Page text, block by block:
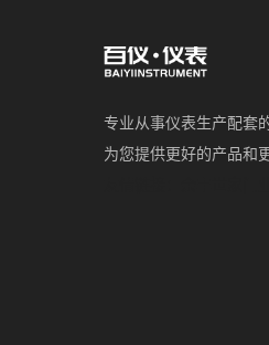
专业从事仪表生产配套
为您提供更好的产品和